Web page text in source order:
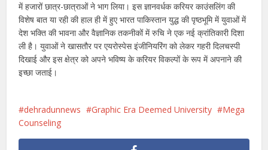
में हजारों छात्र-छात्राओं ने भाग लिया। इस ज्ञानवर्धक करियर काउंसलिंग की
विशेष बात या रही की हाल ही में हुए भारत पाकिस्तान युद्ध की पृष्ठभूमि में युवाओं में
देश भक्ति की भावना और वैज्ञानिक तकनीकों में रुचि ने एक नई क्रांतिकारी दिशा
ली है। युवाओं ने खासतौर पर एयरोस्पेस इंजीनियरिंग को लेकर गहरी दिलचस्पी
दिखाई और इस क्षेत्र को अपने भविष्य के करियर विकल्पों के रूप में अपनाने की
इच्छा जताई।
dehradunnews Graphic Era Deemed University
Mega
Counseling